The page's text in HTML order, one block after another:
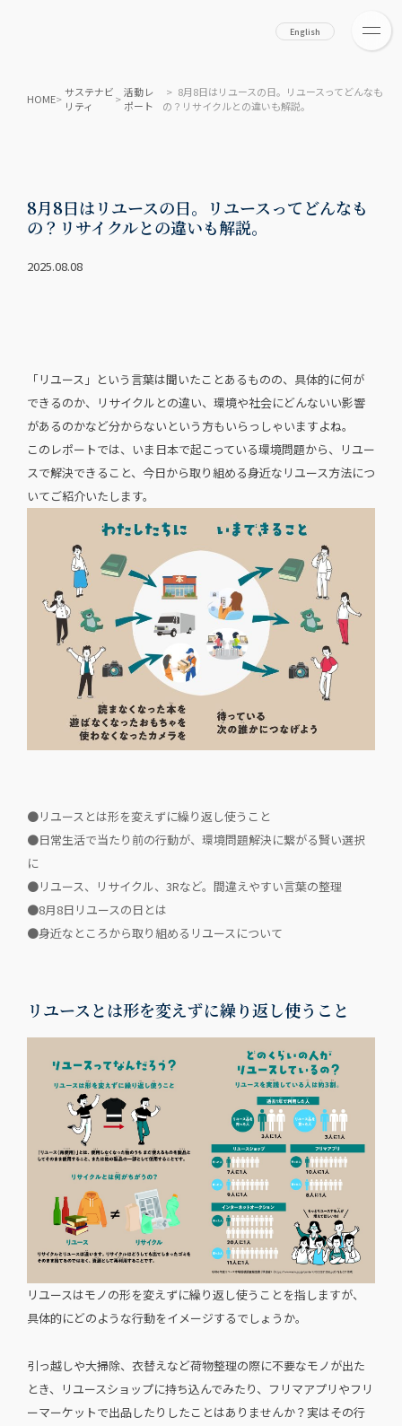
English
HOME>サステナビ
リティ
>活動レ
ポート
> 8月8日はリユースの日。リユースってどんなも
の？リサイクルとの違いも解説。
8月8日はリユースの日。リユースってどんなも
の？リサイクルとの違いも解説。
2025.08.08
「リユース」という言葉は聞いたことあるものの、具体的に何が
できるのか、リサイクルとの違い、環境や社会にどんないい影響
があるのかなど分からないという方もいらっしゃいますよね。
このレポートでは、いま日本で起こっている環境問題から、リユー
スで解決できること、今日から取り組める身近なリユース方法につ
いてご紹介いたします。
●リユースとは形を変えずに繰り返し使うこと
●日常生活で当たり前の行動が、環境問題解決に繋がる賢い選択
に
●リユース、リサイクル、3Rなど。間違えやすい言葉の整理
●8月8日リユースの日とは
●身近なところから取り組めるリユースについて
リユースとは形を変えずに繰り返し使うこと
リユースはモノの形を変えずに繰り返し使うことを指しますが、
具体的にどのような行動をイメージするでしょうか。
引っ越しや大掃除、衣替えなど荷物整理の際に不要なモノが出た
とき、リユースショップに持ち込んでみたり、フリマアプリやフリ
ーマーケットで出品したりしたことはありませんか？実はその行